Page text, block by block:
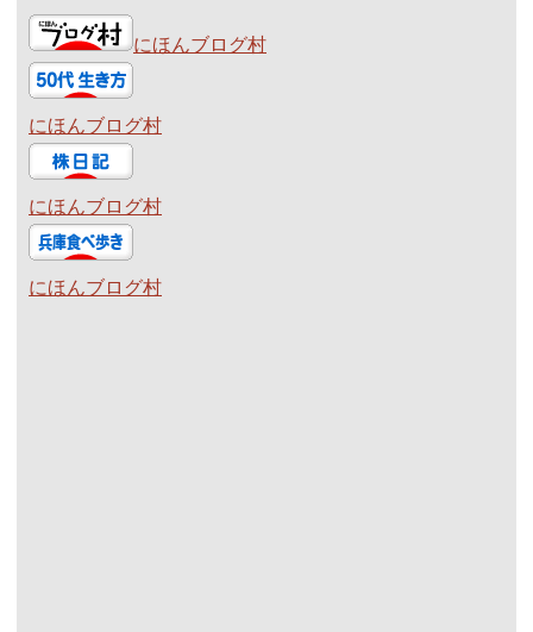
にほんブログ村
にほんブログ村
にほんブログ村
にほんブログ村